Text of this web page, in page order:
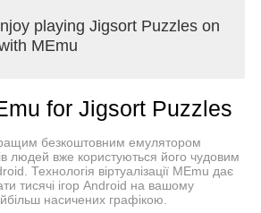
to play.
this game more by making
playing Jigsort Puzzles on
MEmu
for Jigsort Puzzles
безкоштовним емулятором
людей вже користуються його чудовим
Технологія віртуалізації MEmu дає
тисячі ігор Android на вашому
насичених графікою.